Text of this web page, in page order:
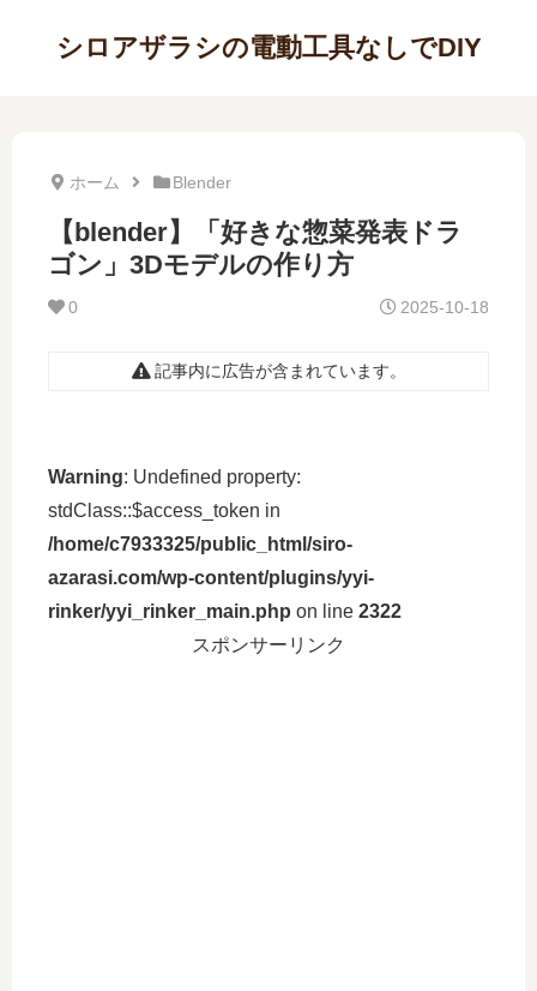
シロアザラシの電動工具なしでDIY
ホーム Blender
【blender】「好きな惣菜発表ドラ
ゴン」3Dモデルの作り方
0 2025-10-18
記事内に広告が含まれています。
Warning: Undefined property:
stdClass::$access_token in
/home/c7933325/public_html/siro-
azarasi.com/wp-content/plugins/yyi-
rinker/yyi_rinker_main.php on line 2322
スポンサーリンク